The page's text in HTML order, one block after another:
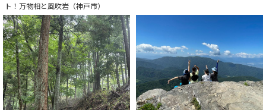
ト！万物相と風吹岩（神戸市）